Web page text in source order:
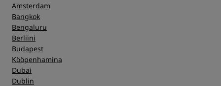
Amsterdam
Bangkok
Bengaluru
Berliini
Budapest
Kööpenhamina
Dubai
Dublin